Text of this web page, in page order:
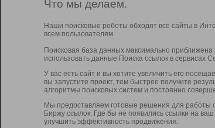
Что мы делаем.
Наши поисковые роботы обходят все сайты в
всем пользователям.
Поисковая база данных максимально
использовать данные Поиска ссылок в сервисах
У вас есть сайт и вы хотите увеличить его
вы запустите проект, тем быстрее получите
алгоритмы поисковых систем и постоянно
Мы предоставляем готовые решения для работы
Биржу ссылок. Где бы не появились ссылки на
улучшить эффективность продвижения.